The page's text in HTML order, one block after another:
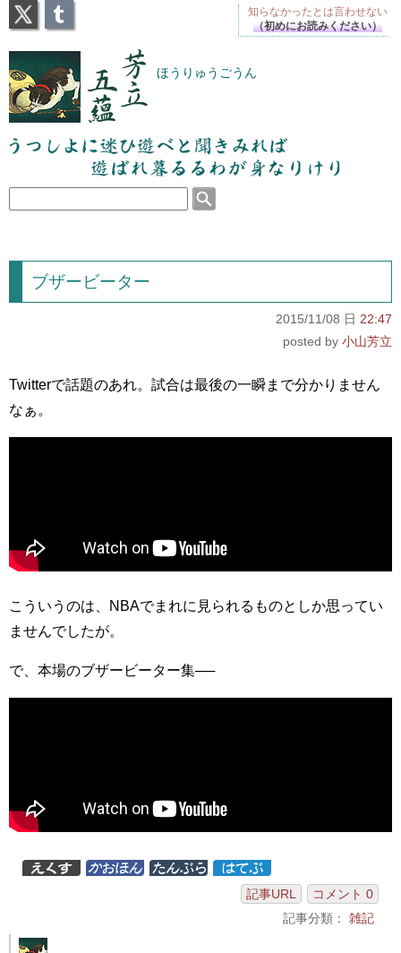
芳立五蘊 ほうりゅうごうん
うつしよに迷ひ遊べと聞きみれば遊ばれ暮るるわが
身なりけり
ブザービーター
2015/11/08 日 22:47
小山芳立
Twitterで話題のあれ。試合は最後の一瞬まで分かりません
なぁ。
こういうのは、NBAでまれに見られるものとしか思ってい
ませんでしたが。
で、本場のブザービーター集──
記事URL
コメント 0
記事分類： 雑記
知らなかったとは言わせない
（初めにお読みください）
X Tumblr